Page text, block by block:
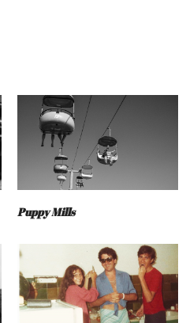
Puppy Mills